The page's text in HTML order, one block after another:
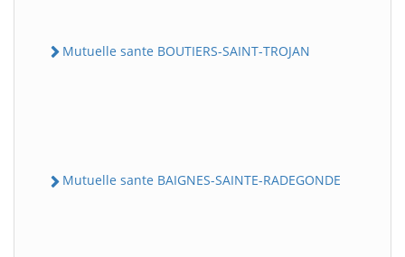
Mutuelle sante BOUTIERS-SAINT-TROJAN
Mutuelle sante BAIGNES-SAINTE-RADEGONDE